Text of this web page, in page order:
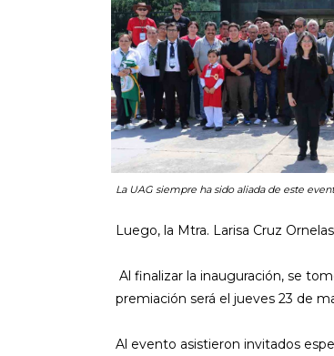
La UAG siempre ha sido aliada de este
Luego, la Mtra. Larisa Cruz
Al finalizar la inauguración, se
premiación será el jueves 23 de
Al evento asistieron invitados